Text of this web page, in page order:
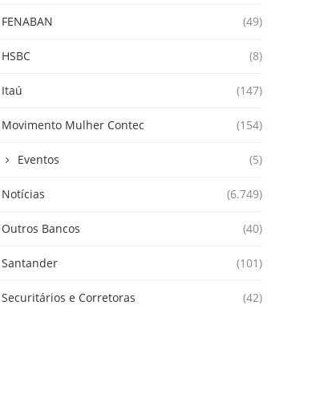
FENABAN (49)
HSBC (8)
Itaú (147)
Movimento Mulher Contec (154)
Eventos (5)
Notícias (6.749)
Outros Bancos (40)
Santander (101)
Securitários e Corretoras (42)